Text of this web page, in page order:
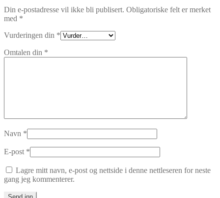
Din e-postadresse vil ikke bli publisert. Obligatoriske felt er merket
med *
Vurderingen din *
Omtalen din *
Navn *
E-post *
Lagre mitt navn, e-post og nettside i denne nettleseren for neste
gang jeg kommenterer.